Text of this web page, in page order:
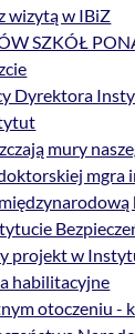
wizytą w IBiZ
SZKÓŁ
Dyrektora
mury
mgra
projekt w
habilitacyjne
otoczeniu -